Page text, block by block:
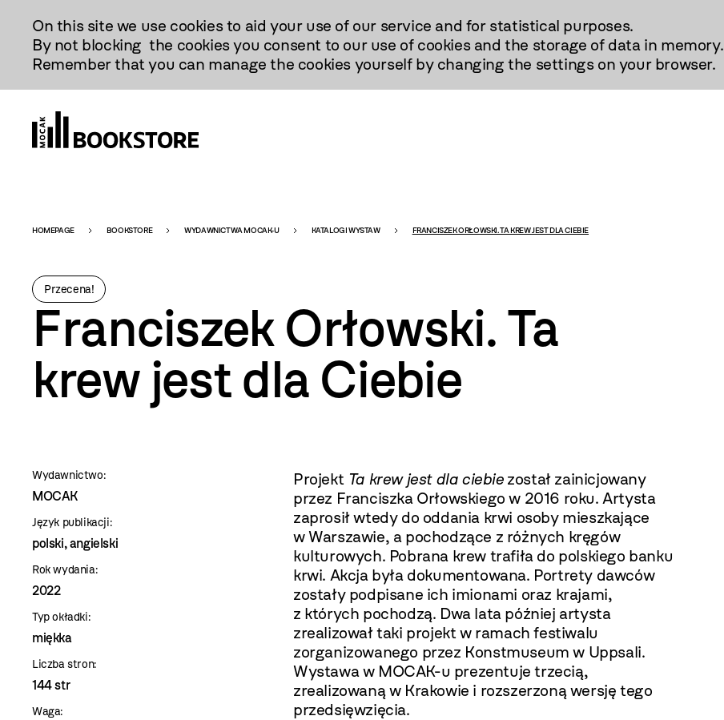
Treści
On this site we use cookies to aid your use of our service and for statistical purposes.
By not blocking the cookies you consent to our use of cookies and the storage of data in memory.
Remember that you can manage the cookies yourself by changing the settings on your browser.
Bookstore
-
szablon
szczegóły
HOMEPAGE BOOKSTORE WYDAWNICTWA MOCAK-U KATALOGI WYSTAW FRANCISZEK ORŁOWSKI. TA KREW JEST DLA CIEBIE
Przecena!
Franciszek Orłowski. Ta
krew jest dla Ciebie
Wydawnictwo:
MOCAK
Język publikacji:
polski, angielski
Rok wydania:
2022
Typ okładki:
miękka
Liczba stron:
144 str
Waga:
Projekt Ta krew jest dla ciebiezostał zainicjowany
przez Franciszka Orłowskiego w 2016 roku. Artysta
zaprosił wtedy do oddania krwi osoby mieszkające
w Warszawie, a pochodzące z różnych kręgów
kulturowych. Pobrana krew trafiła do polskiego banku
krwi. Akcja była dokumentowana. Portrety dawców
zostały podpisane ich imionami oraz krajami,
z których pochodzą. Dwa lata później artysta
zrealizował taki projekt w ramach festiwalu
zorganizowanego przez Konstmuseum w Uppsali.
Wystawa w MOCAK-u prezentuje trzecią,
zrealizowaną w Krakowie i rozszerzoną wersję tego
przedsięwzięcia.